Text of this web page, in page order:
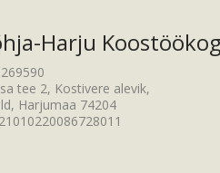
Harju
tee 2, Kostivere alevik,
Harjumaa 74204